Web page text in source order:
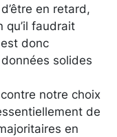
en retard,
qu’il faudrait
donc
solides
notre choix
de
en